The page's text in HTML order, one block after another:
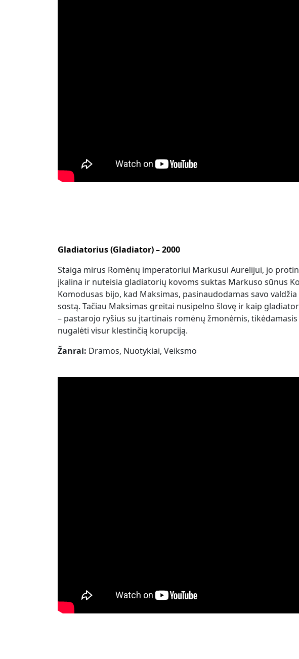
Gladiatorius (Gladiator) – 2000
Staiga mirus Romėnų imperatoriui Markusui Aurelijui, jo
įkalina ir nuteisia gladiatorių kovoms suktas Markuso sūnus
Komodusas bijo, kad Maksimas, pasinaudodamas savo
sostą. Tačiau Maksimas greitai nusipelno šlovę ir kaip
– pastarojo ryšius su įtartinais romėnų žmonėmis,
nugalėti visur klestinčią korupciją.
Žanrai: Dramos, Nuotykiai, Veiksmo